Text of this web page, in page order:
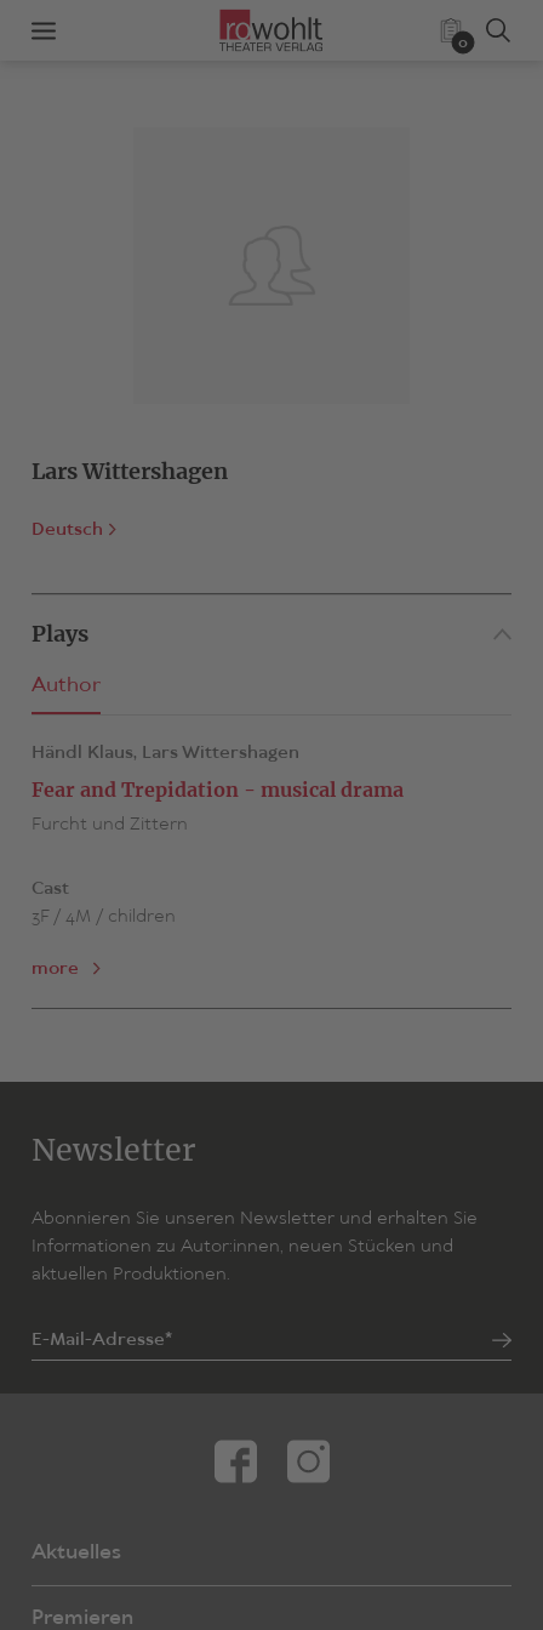
0
Lars Wittershagen
Deutsch
Plays
Author
Händl Klaus, Lars Wittershagen
Fear and Trepidation - musical drama
Furcht und Zittern
Cast
3F / 4M / children
more
Newsletter
Abonnieren Sie unseren Newsletter und erhalten Sie
Informationen zu Autor:innen, neuen Stücken und
aktuellen Produktionen.
E-Mail-Adresse*
Aktuelles
Premieren